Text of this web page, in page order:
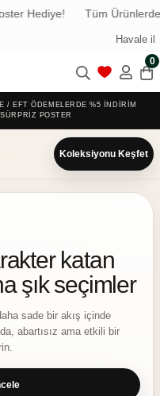
Tüm Ürünlerde
İndirim
0
/ EFT ÖDEMELERDE %5 İNDIRIM
POSTER
Koleksiyonu Keşfet
katan
şık seçimler
sade bir akış içinde
abartısız ama etkili bir